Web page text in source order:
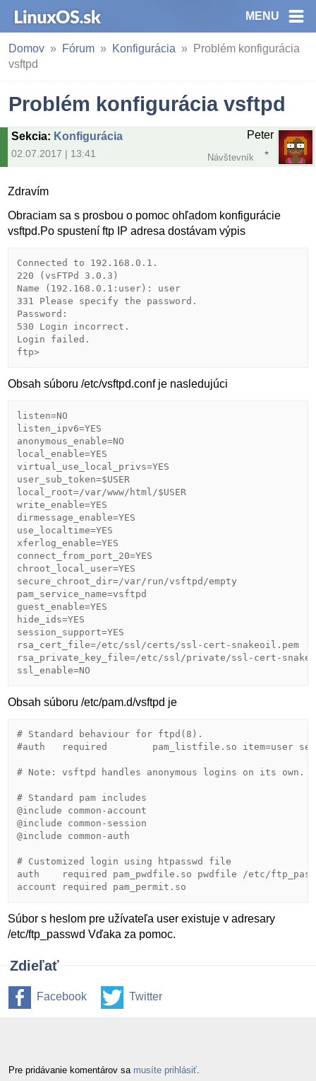
MENU
Domov Fórum Konfigurácia
Problém konfigurácia
vsftpd
Problém konfigurácia vsftpd
Sekcia: Konfigurácia
02.07.2017 | 13:41
Peter
Návštevník
Zdravím
Obraciam sa s prosbou o pomoc ohľadom konfigurácie
vsftpd.Po spustení ftp IP adresa dostávam výpis
Connected to 192.168.0.1.
220 (vsFTPd 3.0.3)
Name (192.168.0.1:user): user
331 Please specify the password.
Password:
530 Login incorrect.
Login failed.
ftp>
Obsah súboru /etc/vsftpd.conf je nasledujúci
listen=NO
listen_ipv6=YES
anonymous_enable=NO
local_enable=YES
virtual_use_local_privs=YES
user_sub_token=$USER
local_root=/var/www/html/$USER
write_enable=YES
dirmessage_enable=YES
use_localtime=YES
xferlog_enable=YES
connect_from_port_20=YES
chroot_local_user=YES
secure_chroot_dir=/var/run/vsftpd/empty
pam_service_name=vsftpd
guest_enable=YES
hide_ids=YES
session_support=YES
rsa_cert_file=/etc/ssl/certs/ssl-cert-snakeoil.pem
rsa_private_key_file=/etc/ssl/private/ssl-cert-
Obsah súboru /etc/pam.d/vsftpd je
# Standard behaviour for ftpd(8).
#auth	required	pam_listfile.so item=user sense=deny file=/etc/ftpusers onerr=succeed
# Note: vsftpd handles anonymous logins on its own.
# Standard pam includes
@include common-account
@include common-session
@include common-auth
# Customized login using htpasswd file
auth    required pam_pwdfile.so pwdfile /etc/
Súbor s heslom pre užívateľa user existuje v adresary
/etc/ftp_passwd Vďaka za pomoc.
Zdieľať
Facebook Twitter
Pre pridávanie komentárov sa musíte prihlásiť